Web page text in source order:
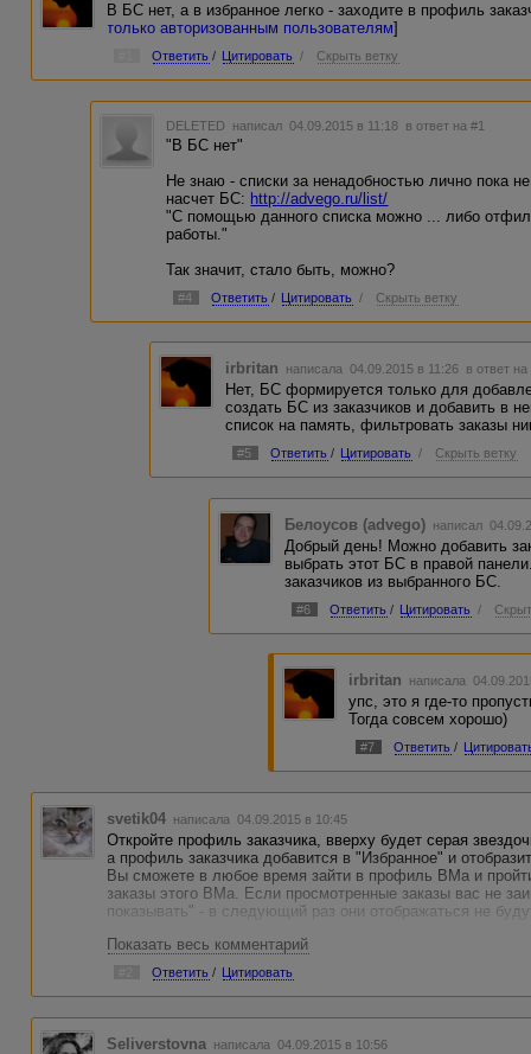
В БС нет, а в избранное легко - заходите в профиль
только авторизованным пользователям]
Ответить / Цитировать / Скрыть ветку
DELETED написал 04.09.2015 в 11:18 в ответ на #1
"В БС нет"
Не знаю - списки за ненадобностью лично пока
насчет БС: http://advego.ru/list/
"С помощью данного списка можно ... либо
работы."
Так значит, стало быть, можно?
#4 Ответить / Цитировать / Скрыть ветку
irbritan написала 04.09.2015 в 11:26 в ответ на
Нет, БС формируется только для
создать БС из заказчиков и добавить в
список на память, фильтровать заказы
#5 Ответить / Цитировать / Скрыть ветку
Белоусов (advego) написал
Добрый день! Можно добавить
выбрать этот БС в правой
заказчиков из выбранного БС.
#6 Ответить / Цитировать /
irbritan написала
упс, это я где-то
Тогда совсем хорошо)
#7 Ответить /
svetik04 написала 04.09.2015 в 10:45
Откройте профиль заказчика, вверху будет серая
а профиль заказчика добавится в "Избранное" и
Вы сможете в любое время зайти в профиль ВМа и
заказы этого ВМа. Если просмотренные заказы вас не
показывать" - в следующий раз они отображаться не
Показать весь комментарий
Ответить / Цитировать
Seliverstovna написала 04.09.2015 в 10:56